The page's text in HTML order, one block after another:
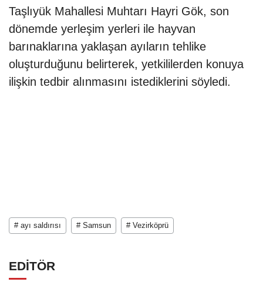
Taşlıyük Mahallesi Muhtarı Hayri Gök, son
dönemde yerleşim yerleri ile hayvan
barınaklarına yaklaşan ayıların tehlike
oluşturduğunu belirterek, yetkililerden konuya
ilişkin tedbir alınmasını istediklerini söyledi.
# ayı saldırısı # Samsun # Vezirköprü
EDİTÖR